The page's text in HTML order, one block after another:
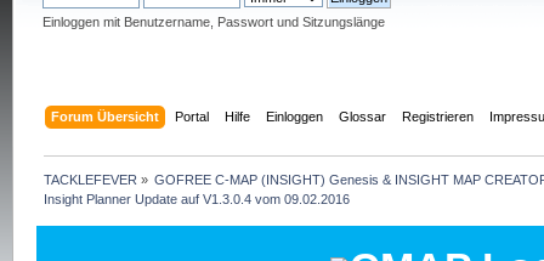
Einloggen mit Benutzername, Passwort und Sitzungslänge
Forum Übersicht Portal Hilfe Einloggen Glossar Registrieren
TACKLEFEVER » GOFREE C-MAP (INSIGHT) Genesis & INSIGHT MAP
Insight Planner Update auf V1.3.0.4 vom 09.02.2016